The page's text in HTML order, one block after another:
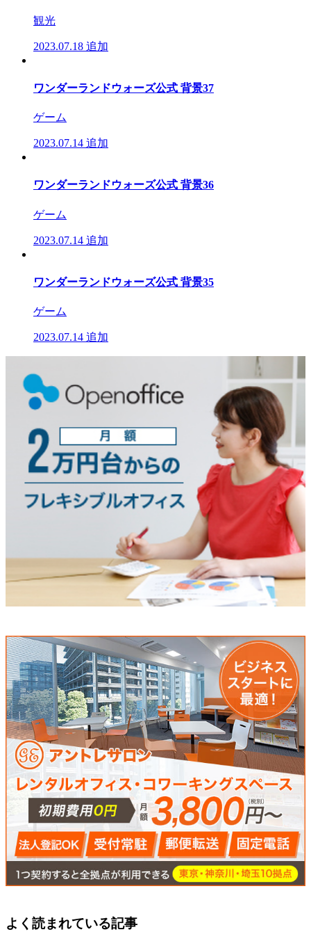
観光
2023.07.18 追加
ワンダーランドウォーズ公式 背景37
ゲーム
2023.07.14 追加
ワンダーランドウォーズ公式 背景36
ゲーム
2023.07.14 追加
ワンダーランドウォーズ公式 背景35
ゲーム
2023.07.14 追加
よく読まれている記事